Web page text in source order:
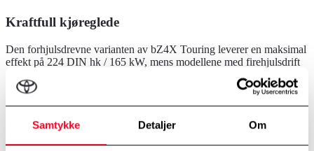
Samtykke Detaljer Om
Kraftfull kjøreglede
Den forhjulsdrevne varianten av bZ4X Touring leverer en maksimal
effekt på 224 DIN hk / 165 kW, mens modellene med firehjulsdrift
elbil til dags dato. I tillegg til svært gode ytelser, har bZ4X Touring
en tilhengervekt på opptil 1 500 kg. Det bekrefter SUV-ens
krevende oppgaver.